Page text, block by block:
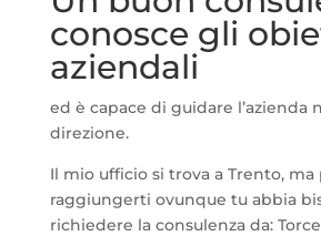
conosce gli
aziendali
ed è capace di guidare l’azienda
direzione.
Il mio ufficio si trova a Trento, ma
raggiungerti ovunque tu abbia
richiedere la consulenza da: